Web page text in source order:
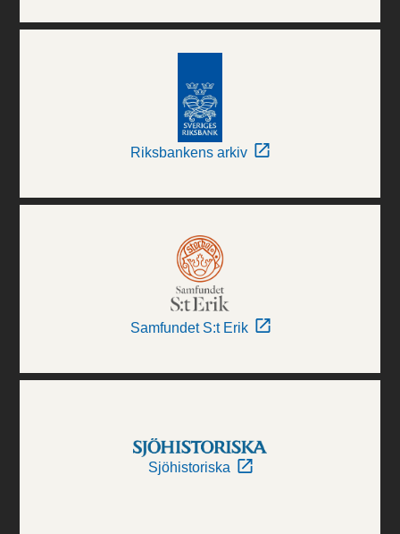
Riksbankens arkiv
Samfundet S:t Erik
Sjöhistoriska